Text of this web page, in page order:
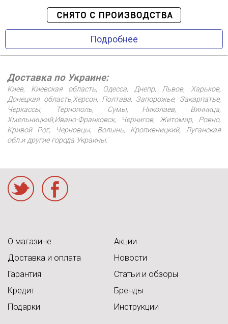
Подробнее
Доставка по Украине:
Киев, Киевская область, Одесса, Днепр, Львов, Харьков,
Донецкая область,Херсон, Полтава, Запорожье, Закарпатье,
Черкассы, Тернополь, Сумы, Николаев, Винница,
Хмельницкий,Ивано-Франковск, Чернигов, Житомир, Ровно,
Кривой Рог, Черновцы, Волынь, Кропивницкий, Луганская
обл.и другие города Украины.
О магазине
Доставка и оплата
Гарантия
Кредит
Подарки
Акции
Новости
Статьи и обзоры
Бренды
Инструкции